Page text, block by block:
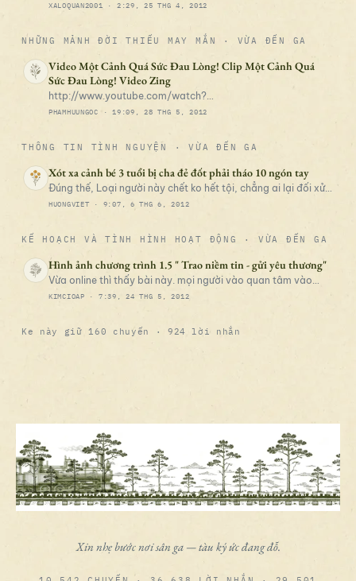
XALOQUAN2001 · 2:29, 25 THG 4, 2012
NHỮNG MẢNH ĐỜI THIẾU MAY MẮN · VỪA ĐẾN GA
Video Một Cảnh Quá Sức Đau Lòng! Clip Một Cảnh Quá
Sức Đau Lòng! Video Zing
http://www.youtube.com/watch?
v=_6i0ehTxSbM&NR=1&feature=endscreen
PHAMHUUNGOC ·19:09, 28 THG 5, 2012
THÔNG TIN TÌNH NGUYỆN · VỪA ĐẾN GA
Xót xa cảnh bé 3 tuổi bị cha đẻ đốt phải tháo 10 ngón tay
Đúng thế, Loại người này chết ko hết tội, chẳng ai lại đối xử
với con của mình như thế cả, Còn hơn cả loài cầm thú
HUONGVIET · 9:07, 6 THG 6, 2012
KẾ HOẠCH VÀ TÌNH HÌNH HOẠT ĐỘNG · VỪA ĐẾN GA
Hình ảnh chương trình 1.5 " Trao niềm tin - gửi yêu thương"
Vừa online thì thấy bài này. mọi người vào quan tâm vào
xem nhé :)
KIMCIOAP · 7:39, 24 THG 5, 2012
Ke này giữ 160 chuyến · 924 lời nhắn
Xin nhẹ bước nơi sân ga — tàu ký ức đang đỗ.